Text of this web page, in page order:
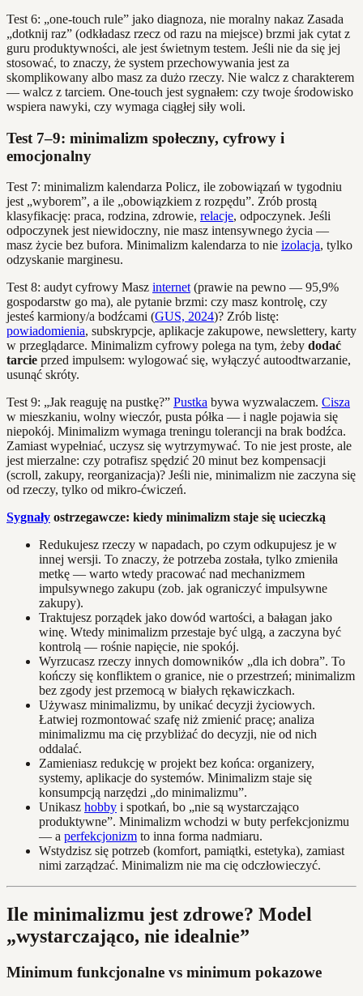
Test 6: „one-touch rule” jako diagnoza, nie moralny nakaz Zasada
„dotknij raz” (odkładasz rzecz od razu na miejsce) brzmi jak cytat z
guru produktywności, ale jest świetnym testem. Jeśli nie da się jej
stosować, to znaczy, że system przechowywania jest za
skomplikowany albo masz za dużo rzeczy. Nie walcz z charakterem
— walcz z tarciem. One-touch jest sygnałem: czy twoje środowisko
wspiera nawyki, czy wymaga ciągłej siły woli.
Test 7–9: minimalizm społeczny, cyfrowy i
emocjonalny
Test 7: minimalizm kalendarza Policz, ile zobowiązań w tygodniu
jest „wyborem”, a ile „obowiązkiem z rozpędu”. Zrób prostą
klasyfikację: praca, rodzina, zdrowie, relacje, odpoczynek. Jeśli
odpoczynek jest niewidoczny, nie masz intensywnego życia —
masz życie bez bufora. Minimalizm kalendarza to nie izolacja, tylko
odzyskanie marginesu.
Test 8: audyt cyfrowy Masz internet(prawie na pewno — 95,9%
gospodarstw go ma), ale pytanie brzmi: czy masz kontrolę, czy
jesteś karmiony/a bodźcami (GUS, 2024)? Zrób listę:
powiadomienia, subskrypcje, aplikacje zakupowe, newslettery, karty
w przeglądarce. Minimalizm cyfrowy polega na tym, żeby dodać
tarcie przed impulsem: wylogować się, wyłączyć autoodtwarzanie,
usunąć skróty.
Test 9: „Jak reaguję na pustkę?” Pustka bywa wyzwalaczem. Cisza
w mieszkaniu, wolny wieczór, pusta półka — i nagle pojawia się
niepokój. Minimalizm wymaga treningu tolerancji na brak bodźca.
Zamiast wypełniać, uczysz się wytrzymywać. To nie jest proste, ale
jest mierzalne: czy potrafisz spędzić 20 minut bez kompensacji
(scroll, zakupy, reorganizacja)? Jeśli nie, minimalizm nie zaczyna się
od rzeczy, tylko od mikro-ćwiczeń.
Sygnały ostrzegawcze: kiedy minimalizm staje się ucieczką
Redukujesz rzeczy w napadach, po czym odkupujesz je w
innej wersji. To znaczy, że potrzeba została, tylko zmieniła
metkę — warto wtedy pracować nad mechanizmem
impulsywnego zakupu (zob. jak ograniczyć impulsywne
zakupy).
Traktujesz porządek jako dowód wartości, a bałagan jako
winę. Wtedy minimalizm przestaje być ulgą, a zaczyna być
kontrolą — rośnie napięcie, nie spokój.
Wyrzucasz rzeczy innych domowników „dla ich dobra”. To
kończy się konfliktem o granice, nie o przestrzeń; minimalizm
bez zgody jest przemocą w białych rękawiczkach.
Używasz minimalizmu, by unikać decyzji życiowych.
Łatwiej rozmontować szafę niż zmienić pracę; analiza
minimalizmu ma cię przybliżać do decyzji, nie od nich
oddalać.
Zamieniasz redukcję w projekt bez końca: organizery,
systemy, aplikacje do systemów. Minimalizm staje się
konsumpcją narzędzi „do minimalizmu”.
Unikasz hobby i spotkań, bo „nie są wystarczająco
produktywne”. Minimalizm wchodzi w buty perfekcjonizmu
— a perfekcjonizm to inna forma nadmiaru.
Wstydzisz się potrzeb (komfort, pamiątki, estetyka), zamiast
nimi zarządzać. Minimalizm nie ma cię odczłowieczyć.
Ile minimalizmu jest zdrowe? Model
„wystarczająco, nie idealnie”
Minimum funkcjonalne vs minimum pokazowe